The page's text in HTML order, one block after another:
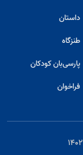
داستان
طنزگاه
پارسی‌بان کودکان
فراخوان